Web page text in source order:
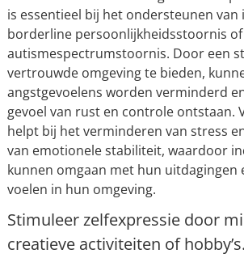
is essentieel bij het ondersteunen
borderline persoonlijkheidsstoornis of
autismespectrumstoornis. Door een
vertrouwde omgeving te bieden,
angstgevoelens worden verminderd
gevoel van rust en controle ontstaan.
helpt bij het verminderen van stress
van emotionele stabiliteit, waardoor
kunnen omgaan met hun uitdagingen
voelen in hun omgeving.
Stimuleer zelfexpressie door
creatieve activiteiten of hobby’s.